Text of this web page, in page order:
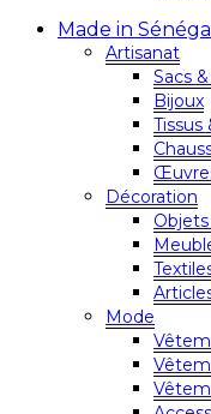
Made in Sénégal
Artisanat
Sacs
Bijoux
Tissus
Décoration
Mode